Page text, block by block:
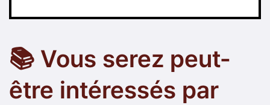
📚 Vous serez peut-
être intéressés par